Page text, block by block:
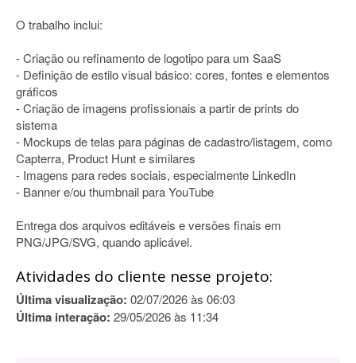
O trabalho inclui:
- Criação ou refinamento de logotipo para um SaaS
- Definição de estilo visual básico: cores, fontes e elementos
gráficos
- Criação de imagens profissionais a partir de prints do
sistema
- Mockups de telas para páginas de cadastro/listagem, como
Capterra, Product Hunt e similares
- Imagens para redes sociais, especialmente LinkedIn
- Banner e/ou thumbnail para YouTube
Entrega dos arquivos editáveis e versões finais em
PNG/JPG/SVG, quando aplicável.
Atividades do cliente nesse projeto:
Última visualização: 02/07/2026 às 06:03
Última interação: 29/05/2026 às 11:34